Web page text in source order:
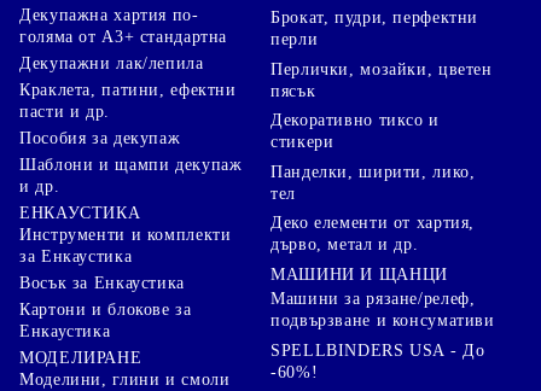
Декупажна хартия по-
голяма от А3+ стандартна
Декупажни лак/лепила
Краклета, патини, ефектни
пасти и др.
Пособия за декупаж
Шаблони и щампи декупаж
и др.
ЕНКАУСТИКА
Инструменти и комплекти
за Енкаустика
Восък за Енкаустика
Картони и блокове за
Енкаустика
МОДЕЛИРАНЕ
Моделини, глини и смоли
Брокат, пудри, перфектни
перли
Перлички, мозайки, цветен
пясък
Декоративно тиксо и
стикери
Панделки, ширити, лико,
тел
Деко елементи от хартия,
дърво, метал и др.
МАШИНИ И ЩАНЦИ
Машини за рязане/релеф,
подвързване и консумативи
SPELLBINDERS USA - До
-60%!